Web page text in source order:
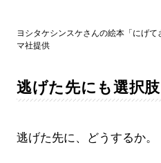
ヨシタケシンスケさんの絵本「にげ
マ社提供
逃げた先にも選択
逃げた先に、どうするか。